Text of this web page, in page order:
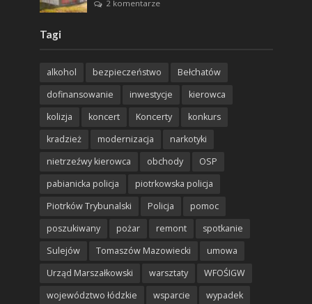
2 komentarze
Tagi
alkohol bezpieczeństwo
Bełchatów
dofinansowanie
inwestycje
kierowca
kolizja
koncert Koncerty
konkurs
kradzież
modernizacja
narkotyki
nietrzeźwy kierowca
obchody
OSP
pabianicka policja
piotrkowska policja
Piotrków Trybunalski
Policja
pomoc
poszukiwany
pożar remont
spotkanie
Sulejów
Tomaszów Mazowiecki
umowa
Urząd Marszałkowski
warsztaty
WFOŚIGW
województwo łódzkie
wsparcie
wypadek